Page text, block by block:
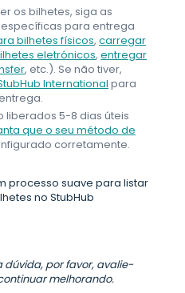
os bilhetes, siga as
para entrega
bilhetes físicos, carregar
eletrónicos, entregar
, etc.). Se não tiver,
International para
liberados 5-8 dias úteis
que o seu método de
corretamente.
processo suave para listar
no StubHub
dúvida, por favor, avalie-
melhorando.